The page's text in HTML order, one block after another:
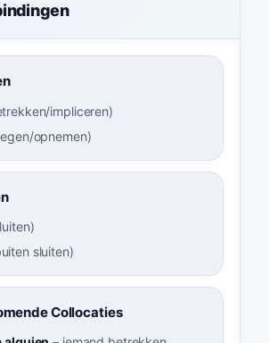
impliceren)
opnemen)
)
sluiten)
Collocaties